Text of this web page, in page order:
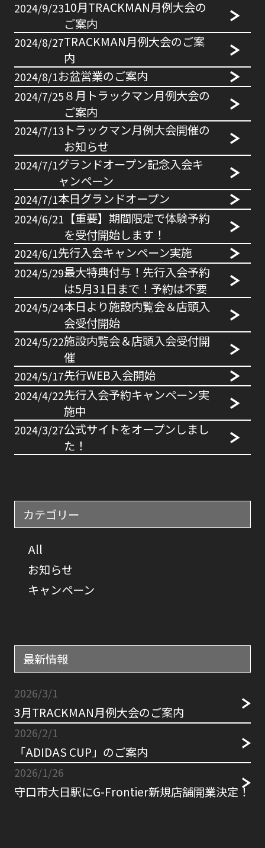
2024/9/2310月TRACKMAN月例大会の
ご案内
2024/8/27TRACKMAN月例大会のご案
内
2024/8/1お盆営業のご案内
2024/7/25 ８月トラックマン月例大会の
ご案内
2024/7/13 トラックマン月例大会開催の
お知らせ
2024/7/1グランドオープン記念入会キ
ャンペーン
2024/7/1本日グランドオープン
2024/6/21 【重要】期間限定で体験予約
を受付開始します！
2024/6/1先行入会キャンペーン実施
2024/5/29最大特典付与！先行入会予約
は5月31日まで！予約は不要
2024/5/24本日より施設内覧会＆店頭入
会受付開始
2024/5/22施設内覧会＆店頭入会受付開
催
2024/5/17先行WEB入会開始
2024/4/22先行入会予約キャンペーン実
施中
2024/3/27公式サイトをオープンしまし
た！
カテゴリー
All
お知らせ
キャンペーン
最新情報
2026/3/1
3月TRACKMAN月例大会のご案内
2026/2/1
「ADIDAS CUP」のご案内
2026/1/26
守口市大日駅にG-Frontier新規店舗開業決定！